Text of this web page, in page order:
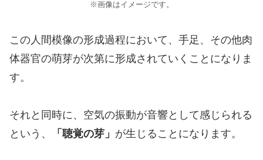
※画像はイメージです。
この人間模像の形成過程において、手足、その他肉
体器官の萌芽が次第に形成されていくことになりま
す。
それと同時に、空気の振動が音響として感じられる
という、
「聴覚の芽」 が生じることになります。